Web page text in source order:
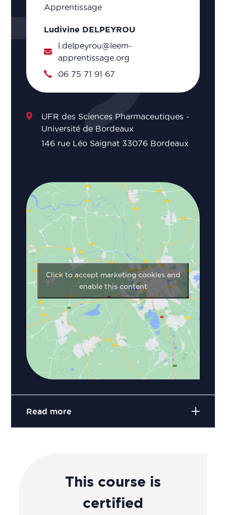
Apprentissage
Ludivine DELPEYROU
l.delpeyrou@leem-
apprentissage.org
06 75 71 91 67
UFR des Sciences Pharmaceutiques -
Université de Bordeaux
146 rue Léo Saignat 33076 Bordeaux
Click to accept marketing cookies and
enable this content
Read more
This course is
certified